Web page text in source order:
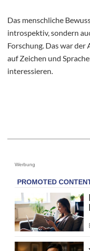
Das menschliche
introspektiv, sondern
Forschung. Das war der
auf Zeichen und
interessieren.
Werbung